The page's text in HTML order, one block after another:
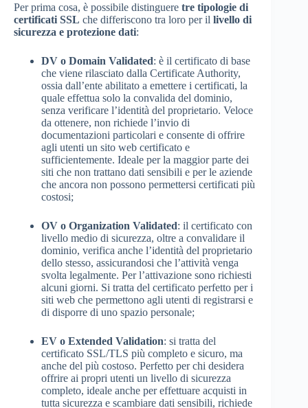
Per prima cosa, è possibile distinguere tre tipologie di
certificati SSL che differiscono tra loro per il livello di
sicurezza e protezione dati:
DV o Domain Validated: è il certificato di base
che viene rilasciato dalla Certificate Authority,
ossia dall’ente abilitato a emettere i certificati, la
quale effettua solo la convalida del dominio,
senza verificare l’identità del proprietario. Veloce
da ottenere, non richiede l’invio di
documentazioni particolari e consente di offrire
agli utenti un sito web certificato e
sufficientemente. Ideale per la maggior parte dei
siti che non trattano dati sensibili e per le aziende
che ancora non possono permettersi certificati più
costosi;
OV o Organization Validated: il certificato con
livello medio di sicurezza, oltre a convalidare il
dominio, verifica anche l’identità del proprietario
dello stesso, assicurandosi che l’attività venga
svolta legalmente. Per l’attivazione sono richiesti
alcuni giorni. Si tratta del certificato perfetto per i
siti web che permettono agli utenti di registrarsi e
di disporre di uno spazio personale;
EV o Extended Validation: si tratta del
certificato SSL/TLS più completo e sicuro, ma
anche del più costoso. Perfetto per chi desidera
offrire ai propri utenti un livello di sicurezza
completo, ideale anche per effettuare acquisti in
tutta sicurezza e scambiare dati sensibili, richiede